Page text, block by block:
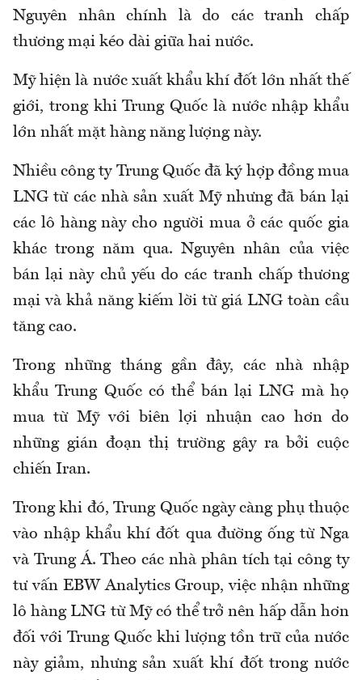
Nguyên nhân chính là do các tranh chấp
thương mại kéo dài giữa hai nước.
Mỹ hiện là nước xuất khẩu khí đốt lớn nhất thế
giới, trong khi Trung Quốc là nước nhập khẩu
lớn nhất mặt hàng năng lượng này.
Nhiều công ty Trung Quốc đã ký hợp đồng mua
LNG từ các nhà sản xuất Mỹ nhưng đã bán lại
các lô hàng này cho người mua ở các quốc gia
khác trong năm qua. Nguyên nhân của việc
bán lại này chủ yếu do các tranh chấp thương
mại và khả năng kiếm lời từ giá LNG toàn cầu
tăng cao.
Trong những tháng gần đây, các nhà nhập
khẩu Trung Quốc có thể bán lại LNG mà họ
mua từ Mỹ với biên lợi nhuận cao hơn do
những gián đoạn thị trường gây ra bởi cuộc
chiến Iran.
Trong khi đó, Trung Quốc ngày càng phụ thuộc
vào nhập khẩu khí đốt qua đường ống từ Nga
và Trung Á. Theo các nhà phân tích tại công ty
tư vấn EBW Analytics Group, việc nhận những
lô hàng LNG từ Mỹ có thể trở nên hấp dẫn hơn
đối với Trung Quốc khi lượng tồn trữ của nước
này giảm, nhưng sản xuất khí đốt trong nước